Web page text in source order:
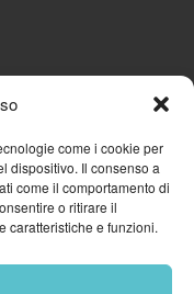
come i cookie per
dispositivo. Il consenso a
come il comportamento di
o ritirare il
caratteristiche e funzioni.